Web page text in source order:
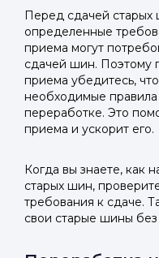
Перед сдачей
определенные
приема могут
сдачей шин. Поэтому
приема убедитесь,
необходимые
переработке. Это
приема и ускорит его.
Когда вы знаете, как
старых шин,
требования к сдаче.
свои старые шины